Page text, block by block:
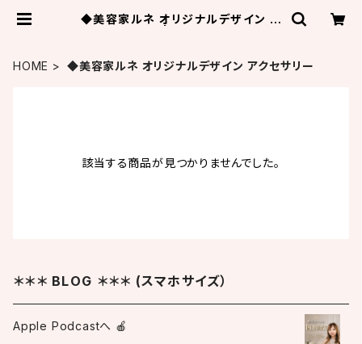
◆美容家ルネ オリジナルデザイン ア
HOME ◆美容家ルネ オリジナルデザイン アクセサリー
該当する商品が見つかりませんでした。
＊＊＊ BLOG ＊＊＊ (スマホサイズ）
Apple Podcastへ 🍎